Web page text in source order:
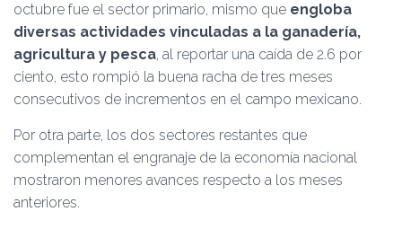
octubre fue el sector primario, mismo que engloba
diversas actividades vinculadas a la ganadería,
agricultura y pesca, al reportar una caída de 2.6 por
ciento, esto rompió la buena racha de tres meses
consecutivos de incrementos en el campo mexicano.
Por otra parte, los dos sectores restantes que
complementan el engranaje de la economía nacional
mostraron menores avances respecto a los meses
anteriores.